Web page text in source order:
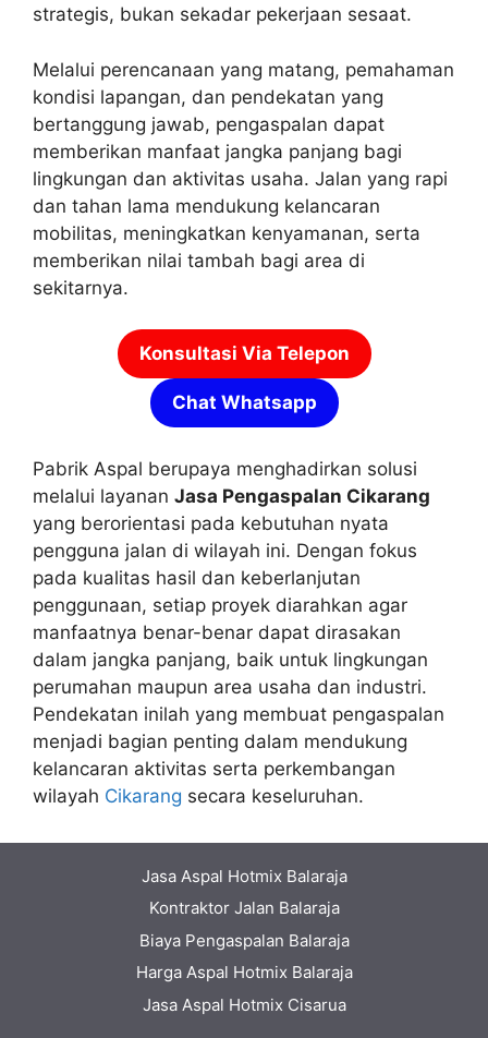
strategis, bukan sekadar pekerjaan sesaat.
Melalui perencanaan yang matang, pemahaman
kondisi lapangan, dan pendekatan yang
bertanggung jawab, pengaspalan dapat
memberikan manfaat jangka panjang bagi
lingkungan dan aktivitas usaha. Jalan yang rapi
dan tahan lama mendukung kelancaran
mobilitas, meningkatkan kenyamanan, serta
memberikan nilai tambah bagi area di
sekitarnya.
Konsultasi Via Telepon
Chat Whatsapp
Pabrik Aspal berupaya menghadirkan solusi
melalui layanan Jasa Pengaspalan Cikarang
yang berorientasi pada kebutuhan nyata
pengguna jalan di wilayah ini. Dengan fokus
pada kualitas hasil dan keberlanjutan
penggunaan, setiap proyek diarahkan agar
manfaatnya benar-benar dapat dirasakan
dalam jangka panjang, baik untuk lingkungan
perumahan maupun area usaha dan industri.
Pendekatan inilah yang membuat pengaspalan
menjadi bagian penting dalam mendukung
kelancaran aktivitas serta perkembangan
wilayah Cikarang secara keseluruhan.
Jasa Aspal Hotmix Balaraja
Kontraktor Jalan Balaraja
Biaya Pengaspalan Balaraja
Harga Aspal Hotmix Balaraja
Jasa Aspal Hotmix Cisarua